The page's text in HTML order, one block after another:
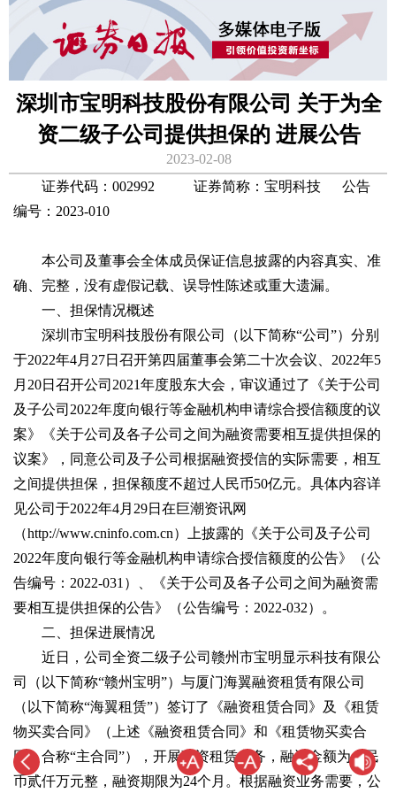
深圳市宝明科技股份有限公司 关于为全
资二级子公司提供担保的 进展公告
2023-02-08
证券代码：002992 证券简称：宝明科技 公告
编号：2023-010
本公司及董事会全体成员保证信息披露的内容真实、准
确、完整，没有虚假记载、误导性陈述或重大遗漏。
一、担保情况概述
深圳市宝明科技股份有限公司（以下简称“公司”）分别
于2022年4月27日召开第四届董事会第二十次会议、2022年5
月20日召开公司2021年度股东大会，审议通过了《关于公司
及子公司2022年度向银行等金融机构申请综合授信额度的议
案》《关于公司及各子公司之间为融资需要相互提供担保的
议案》，同意公司及子公司根据融资授信的实际需要，相互
之间提供担保，担保额度不超过人民币50亿元。具体内容详
见公司于2022年4月29日在巨潮资讯网
（http://www.cninfo.com.cn）上披露的《关于公司及子公司
2022年度向银行等金融机构申请综合授信额度的公告》（公
告编号：2022-031）、《关于公司及各子公司之间为融资需
要相互提供担保的公告》（公告编号：2022-032）。
二、担保进展情况
近日，公司全资二级子公司赣州市宝明显示科技有限公
司（以下简称“赣州宝明”）与厦门海翼融资租赁有限公司
（以下简称“海翼租赁”）签订了《融资租赁合同》及《租赁
物买卖合同》（上述《融资租赁合同》和《租赁物买卖合
同》合称“主合同”），开展融资租赁业务，融资金额为人民
币贰仟万元整，融资期限为24个月。根据融资业务需要，公